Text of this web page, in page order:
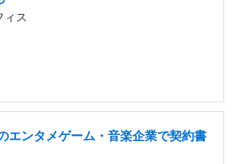
ィス
エンタメゲーム・音楽企業で契約書